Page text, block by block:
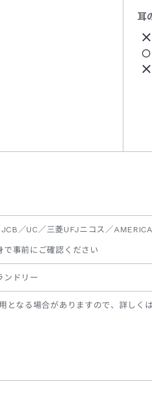
耳
／UC／三菱UFJニコス／
事前にご確認ください
ンドリー
となる場合がありますので、詳しく